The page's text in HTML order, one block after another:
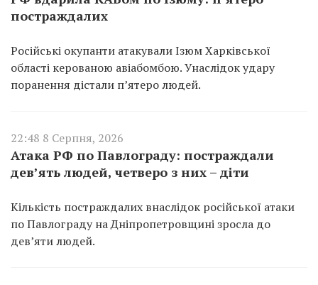
постраждалих
Російські окупанти атакували Ізюм Харківської
області керованою авіабомбою. Унаслідок удару
поранення дістали п’ятеро людей.
22:48 8 Серпня, 2026
Атака РФ по Павлограду: постраждали
дев’ять людей, четверо з них – діти
Кількість постраждалих внаслідок російської атаки
по Павлограду на Дніпропетровщині зросла до
дев’яти людей.